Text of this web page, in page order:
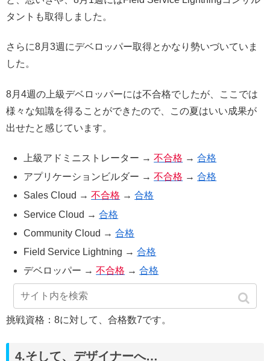
タントも取得しました。
さらに8月3週にデベロッパー取得とかなり勢いづいていま
した。
8月4週の上級デベロッパーには不合格でしたが、ここでは
様々な知識を得ることができたので、この夏はいい成果が
出せたと感じています。
上級アドミニストレーター →不合格 →合格
アプリケーションビルダー →不合格 →合格
Sales Cloud →不合格 →合格
Service Cloud →合格
Community Cloud →合格
Field Service Lightning →合格
デベロッパー →不合格 →合格
上級デベロッパー →
挑戦資格：8に対して、合格数7です。
4.そして、デザイナーへ…